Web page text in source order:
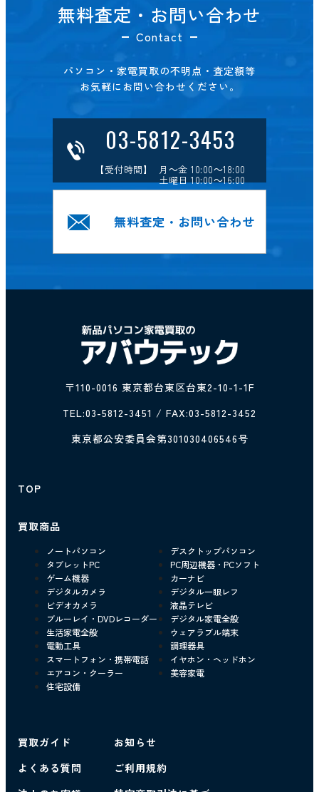
無料査定・お問い合わせ
Contact
パソコン・家電買取の不明点・査定額等
お気軽にお問い合わせください。
03-5812-3453
【受付時間】 月～金 10:00～18:00
土曜日 10:00～16:00
無料査定・お問い合わせ
〒110-0016 東京都台東区台東2-10-1-1F
TEL:03-5812-3451 / FAX:03-5812-3452
東京都公安委員会第301030406546号
TOP
買取商品
ノートパソコン
デスクトップパソコン
タブレットPC
PC周辺機器・PCソフト
ゲーム機器
カーナビ
デジタルカメラ
デジタル一眼レフ
ビデオカメラ
液晶テレビ
ブルーレイ・DVDレコーダー
デジタル家電全般
生活家電全般
ウェアラブル端末
電動工具
調理器具
スマートフォン・携帯電話
イヤホン・ヘッドホン
エアコン・クーラー
美容家電
住宅設備
買取ガイド
よくある質問
お知らせ
ご利用規約